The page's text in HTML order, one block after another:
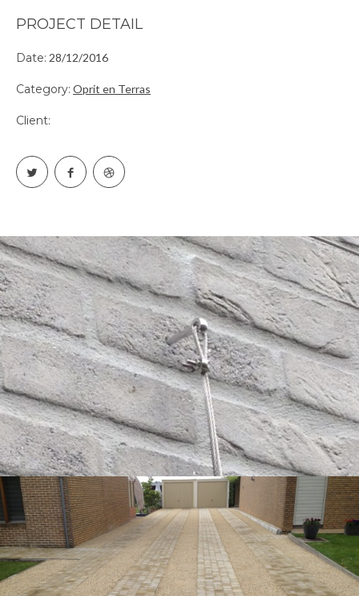
PROJECT DETAIL
Date: 28/12/2016
Category: Oprit en Terras
Client:
KLIMPLANT AANBINDEN, STRAK EN MET
INOX MATERIALEN